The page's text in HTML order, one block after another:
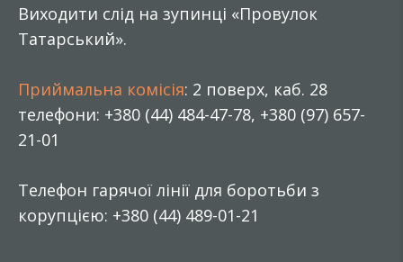
Виходити слід на зупинці «Провулок
Татарський».
Приймальна комісія: 2 поверх, каб. 28
телефони: +380 (44) 484-47-78, +380 (97) 657-
21-01
Телефон гарячої лінії для боротьби з
корупцією: +380 (44) 489-01-21